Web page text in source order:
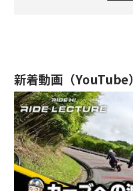
新着動画（YouTube）